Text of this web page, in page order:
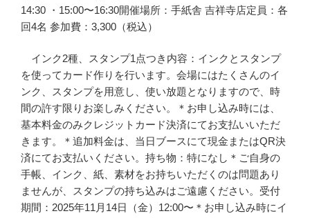
14:30 ・15:00〜16:30開催場所：手紙舎 吉祥寺店定員：各
回4名 参加費：3,300（税込）
インク2種、スタンプ1点つき内容：インクとスタンプ
を使ってカード作りを行います。会場にはたくさんのイ
ンク、スタンプを用意し、使い放題となりますので、時
間の許す限りお楽しみください。＊お申し込み時には、
基本料金のみクレジットカード決済にてお支払いいただ
きます。＊追加料金は、当日ブースにて現金またはQR決
済にてお支払いください。持ち物：特になし＊ご自身の
手帳、インク、紙、素材をお持ちいただくのは問題あり
ませんが、スタンプの持ち込みはご遠慮ください。受付
期間：2025年11月14日（金）12:00〜＊お申し込み時にイ